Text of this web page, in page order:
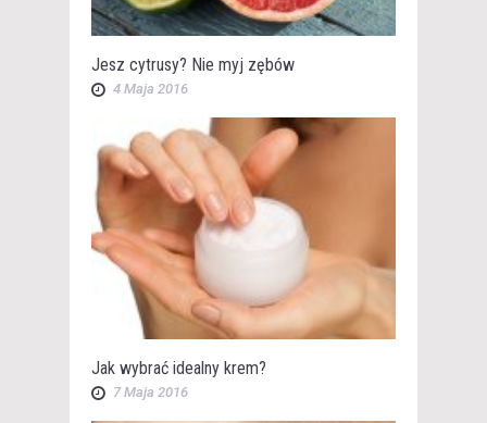
Jesz cytrusy? Nie myj zębów
4 Maja 2016
Jak wybrać idealny krem?
7 Maja 2016